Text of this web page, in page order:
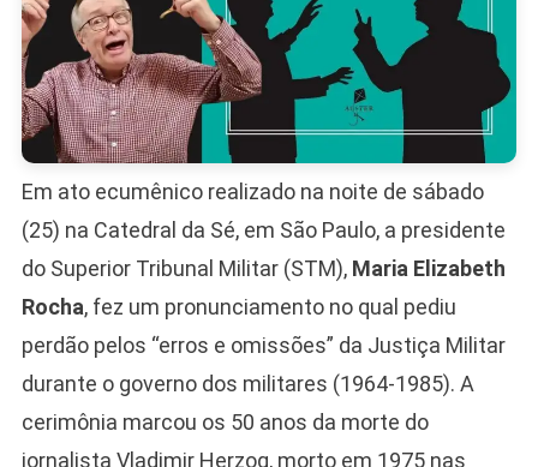
Em ato ecumênico realizado na noite de sábado
(25) na Catedral da Sé, em São Paulo, a presidente
do Superior Tribunal Militar (STM), Maria Elizabeth
Rocha, fez um pronunciamento no qual pediu
perdão pelos “erros e omissões” da Justiça Militar
durante o governo dos militares (1964-1985). A
cerimônia marcou os 50 anos da morte do
jornalista Vladimir Herzog, morto em 1975 nas